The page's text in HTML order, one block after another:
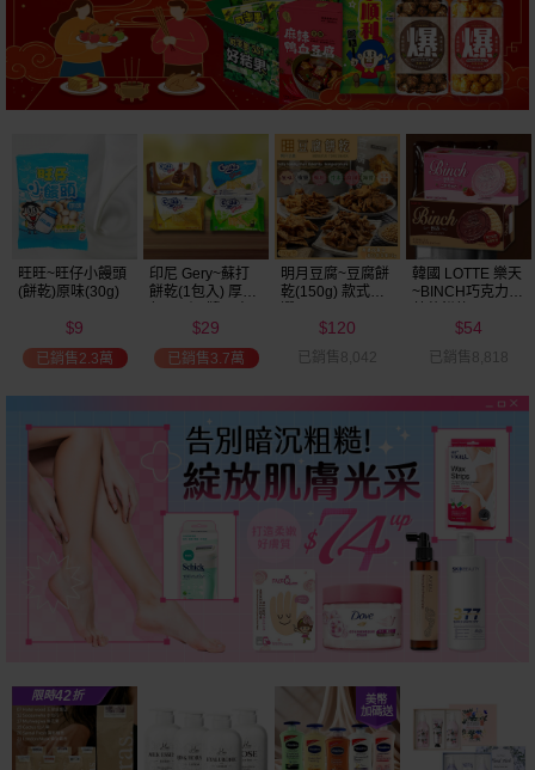
明月豆腐~豆腐餅
乾(150g) 款式可
120
已銷售8,042
韓國 LOTTE 樂天
~BINCH巧克力／
款式可選
$54
已銷售8,818
韓國 好麗友~ 好
多魚餅乾(30g) 款
$20
已銷售2.7萬
韓國 海太~ 辣炒
年糕餅乾(103g)
$39
已銷售9.7萬